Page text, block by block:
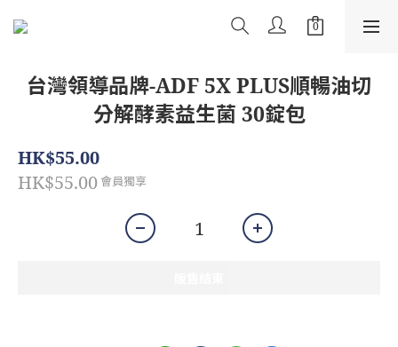
台灣領導品牌-ADF 5X PLUS順暢油切
分解酵素益生菌 30錠包
HK$55.00
HK$55.00 會員獨享